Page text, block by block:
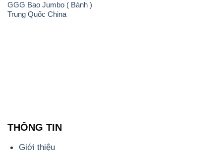
Chính sách và quy định chung
Tin tức